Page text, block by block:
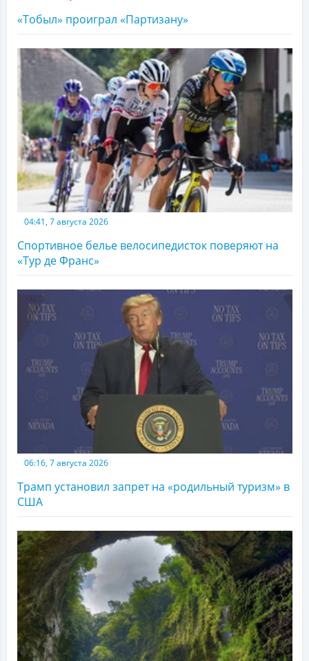
«Тобыл» проиграл «Партизану»
04:41, 7 августа 2026
Спортивное белье велосипедисток поверяют на
«Тур де Франс»
06:16, 7 августа 2026
Трамп установил запрет на «родильный туризм» в
США